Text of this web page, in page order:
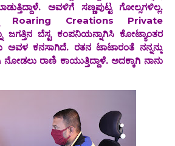
ಅವಳಿಗೆ ಸಣ್ಣಪುಟ್ಟ ಗೋಲ್ಸಗಳಿಲ್ಲ.
Roaring Creations Private
ಬೆಸ್ಟ ಕಂಪನಿಯನ್ನಾಗಿಸಿ ಕೋಟ್ಯಾಂತರ
ಕನಸಾಗಿದೆ. ರತನ ಟಾಟಾರಂತೆ ನನ್ನನ್ನು
ರಾಣಿ ಕಾಯುತ್ತಿದ್ದಾಳೆ. ಅದಕ್ಕಾಗಿ ನಾನು